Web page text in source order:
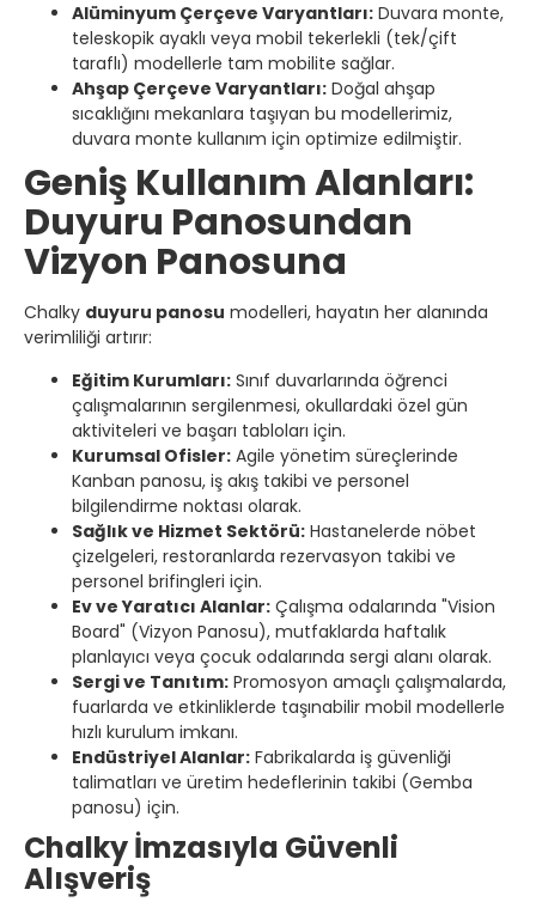
Alüminyum Çerçeve Varyantları: Duvara monte,
teleskopik ayaklı veya mobil tekerlekli (tek/çift
taraflı) modellerle tam mobilite sağlar.
Ahşap Çerçeve Varyantları: Doğal ahşap
sıcaklığını mekanlara taşıyan bu modellerimiz,
duvara monte kullanım için optimize edilmiştir.
Geniş Kullanım Alanları:
Duyuru Panosundan
Vizyon Panosuna
Chalky duyuru panosu modelleri, hayatın her alanında
verimliliği artırır:
Eğitim Kurumları: Sınıf duvarlarında öğrenci
çalışmalarının sergilenmesi, okullardaki özel gün
aktiviteleri ve başarı tabloları için.
Kurumsal Ofisler: Agile yönetim süreçlerinde
Kanban panosu, iş akış takibi ve personel
bilgilendirme noktası olarak.
Sağlık ve Hizmet Sektörü: Hastanelerde nöbet
çizelgeleri, restoranlarda rezervasyon takibi ve
personel brifingleri için.
Ev ve Yaratıcı Alanlar: Çalışma odalarında "Vision
Board" (Vizyon Panosu), mutfaklarda haftalık
planlayıcı veya çocuk odalarında sergi alanı olarak.
Sergi ve Tanıtım: Promosyon amaçlı çalışmalarda,
fuarlarda ve etkinliklerde taşınabilir mobil modellerle
hızlı kurulum imkanı.
Endüstriyel Alanlar: Fabrikalarda iş güvenliği
talimatları ve üretim hedeflerinin takibi (Gemba
panosu) için.
Chalky İmzasıyla Güvenli
Alışveriş